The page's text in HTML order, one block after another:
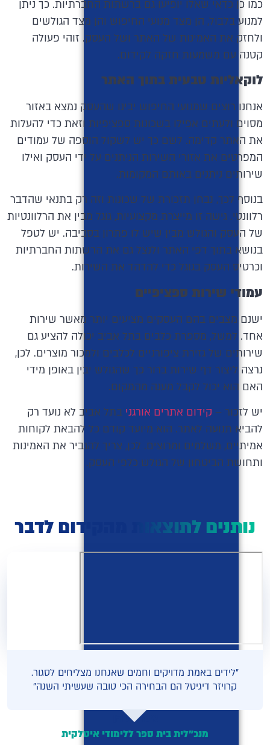
כמו כן כדאי שאלו יופיעו גם ברשתות החברתיות. כך ניתן
למנוע בלבול, הן מצד מנועי החיפוש והן מצד הגולשים
ולחזק את האמינות של האתר ושל העסק. זוהי פעולה
קטנה עם משמעות חזקה לקידום.
לוקאליות טבעית בתוך האתר
אנחנו רוצים שמנועי החיפוש יבינו שהעסק נמצא באזור
מסוים ולעתים אפילו בשכונות ספציפיות וזאת כדי להעלות
את האתר קדימה. לשם כך יש לשקול הוספה של עמודים
המפרטים את אזורי השירות הניתנים על ידי העסק ואילו
שירותים ניתנים באותם המקומות.
בנוסף לכך, נבחן תזכורת של שכונות וזה רק בתנאי שהדבר
רלוונטי. גישה זו מייצרת מקצועיות, גוגל מבין את הרלוונטיות
של העסק והגולש מבין שיש לו פתרון בסביבה. יש לטפל
בנושא בתוך דפי האתר ולנצל גם את הרשתות החברתיות
וכרטיס העסק בגוגל כדי להדהד את השירות.
עמודי שירות ספציפיים
ישנם מצבים בהם העסקים מציעים יותר מאשר שירות
אחד. למשל, מספרת כלבים בתל אביב יכולה להציע גם
שירותים של גזירת ציפורניים לכלבים ולמכור מוצרים. לכן,
נרצה ליצור דף שירות ברור כך שהגולש יבין באופן מידי
האם הוא יכול לקבל מענה מהמקום.
יש לזכור – קידום אתרים אורגני בתל אביב לא נועד רק
להביא תנועה לאתר. הוא מיועד קודם כל להבאת לקוחות
אמיתיים, משלמים ומרוצים. לכן, צריך להגביר את האמינות
ותחושת הביטחון של הגולש כלפי העסק.
נותנים לתוצאות מהקידום לדבר
"לידים באמת מדויקים וחמים שאנחנו מצליחים לסגור.
קרויזר דיגיטל הם הבחירה הכי טובה שעשיתי השנה"
אסתי כהן
מנכ"לית בית ספר ללימודי איטלקית